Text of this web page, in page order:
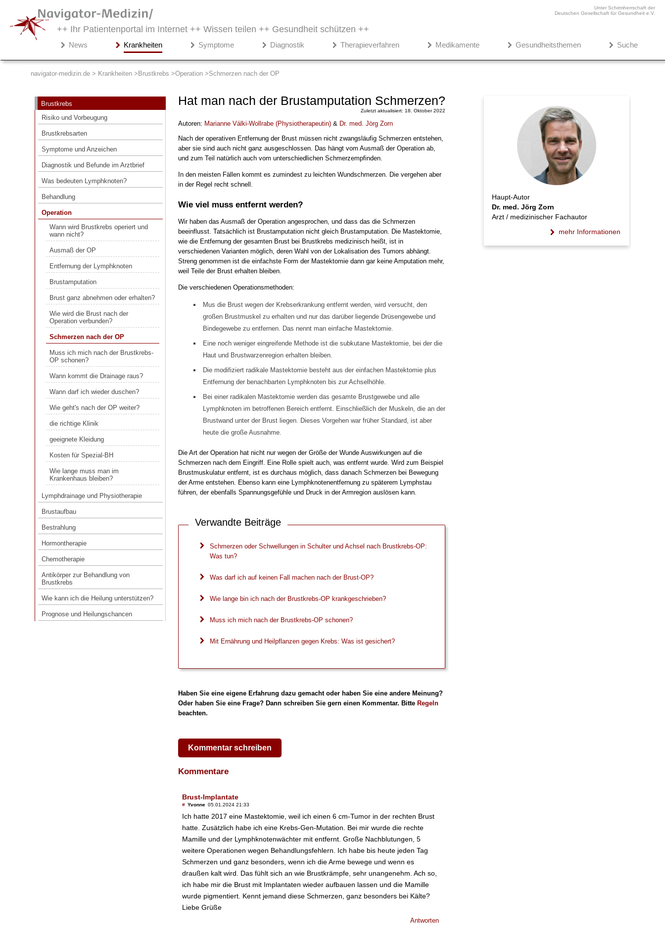
Unter Schirmherrschaft der
Deutschen Gesellschaft für Gesundheit e.V.
++ Ihr Patientenportal im Internet ++ Wissen teilen ++ Gesundheit schützen ++
News Krankheiten Symptome Diagnostik Therapieverfahren Medikamente Gesundheitsthemen Suche
navigator-medizin.de > Krankheiten Brustkrebs Operation Schmerzen nach der OP
Brustkrebs
Risiko und Vorbeugung
Brustkrebsarten
Symptome und Anzeichen
Diagnostik und Befunde im Arztbrief
Was bedeuten Lymphknoten?
Behandlung
Operation
Wann wird Brustkrebs operiert und
wann nicht?
Ausmaß der OP
Entfernung der Lymphknoten
Brustamputation
Brust ganz abnehmen oder erhalten?
Wie wird die Brust nach der
Operation verbunden?
Schmerzen nach der OP
Muss ich mich nach der Brustkrebs-
OP schonen?
Wann kommt die Drainage raus?
Wann darf ich wieder duschen?
Wie geht's nach der OP weiter?
die richtige Klinik
geeignete Kleidung
Kosten für Spezial-BH
Wie lange muss man im
Krankenhaus bleiben?
Lymphdrainage und Physiotherapie
Brustaufbau
Bestrahlung
Hormontherapie
Chemotherapie
Antikörper zur Behandlung von
Brustkrebs
Wie kann ich die Heilung unterstützen?
Prognose und Heilungschancen
Hat man nach der Brustamputation Schmerzen?
Zuletzt aktualisiert: 18. Oktober 2022
Autoren: Marianne Válki-Wollrabe(Physiotherapeutin)& Dr. med. Jörg Zorn
Nach der operativen Entfernung der Brust müssen nicht zwangsläufig Schmerzen entstehen,
aber sie sind auch nicht ganz ausgeschlossen. Das hängt vom Ausmaß der Operation ab,
und zum Teil natürlich auch vom unterschiedlichen Schmerzempfinden.
In den meisten Fällen kommt es zumindest zu leichten Wundschmerzen. Die vergehen aber
in der Regel recht schnell.
Wie viel muss entfernt werden?
Wir haben das Ausmaß der Operation angesprochen, und dass das die Schmerzen
beeinflusst. Tatsächlich ist Brustamputation nicht gleich Brustamputation. Die Mastektomie,
wie die Entfernung der gesamten Brust bei Brustkrebs medizinisch heißt, ist in
verschiedenen Varianten möglich, deren Wahl von der Lokalisation des Tumors abhängt.
Streng genommen ist die einfachste Form der Mastektomie dann gar keine Amputation mehr,
weil Teile der Brust erhalten bleiben.
Die verschiedenen Operationsmethoden:
Mus die Brust wegen der Krebserkrankung entfernt werden, wird versucht, den
großen Brustmuskel zu erhalten und nur das darüber liegende Drüsengewebe und
Bindegewebe zu entfernen. Das nennt man einfache Mastektomie.
Eine noch weniger eingreifende Methode ist die subkutane Mastektomie, bei der die
Haut und Brustwarzenregion erhalten bleiben.
Die modifiziert radikale Mastektomie besteht aus der einfachen Mastektomie plus
Entfernung der benachbarten Lymphknoten bis zur Achselhöhle.
Bei einer radikalen Mastektomie werden das gesamte Brustgewebe und alle
Lymphknoten im betroffenen Bereich entfernt. Einschließlich der Muskeln, die an der
Brustwand unter der Brust liegen. Dieses Vorgehen war früher Standard, ist aber
heute die große Ausnahme.
Die Art der Operation hat nicht nur wegen der Größe der Wunde Auswirkungen auf die
Schmerzen nach dem Eingriff. Eine Rolle spielt auch, was entfernt wurde. Wird zum Beispiel
Brustmuskulatur entfernt, ist es durchaus möglich, dass danach Schmerzen bei Bewegung
der Arme entstehen. Ebenso kann eine Lymphknotenentfernung zu späterem Lymphstau
führen, der ebenfalls Spannungsgefühle und Druck in der Armregion auslösen kann.
Verwandte Beiträge
Schmerzen oder Schwellungen in Schulter und Achsel nach Brustkrebs-OP:
Was tun?
Was darf ich auf keinen Fall machen nach der Brust-OP?
Wie lange bin ich nach der Brustkrebs-OP krankgeschrieben?
Muss ich mich nach der Brustkrebs-OP schonen?
Mit Ernährung und Heilpflanzen gegen Krebs: Was ist gesichert?
Haben Sie eine eigene Erfahrung dazu gemacht oder haben Sie eine andere Meinung?
Oder haben Sie eine Frage? Dann schreiben Sie gern einen Kommentar. Bitte Regeln
beachten.
Kommentar schreiben
Kommentare
Brust-Implantate
# Yvonne 05.01.2024 21:33
Ich hatte 2017 eine Mastektomie, weil ich einen 6 cm-Tumor in der rechten Brust
hatte. Zusätzlich habe ich eine Krebs-Gen-Mutation. Bei mir wurde die rechte
Mamille und der Lymphknotenwächter mit entfernt. Große Nachblutungen, 5
weitere Operationen wegen Behandlungsfehlern. Ich habe bis heute jeden Tag
Schmerzen und ganz besonders, wenn ich die Arme bewege und wenn es
draußen kalt wird. Das fühlt sich an wie Brustkrämpfe, sehr unangenehm. Ach so,
ich habe mir die Brust mit Implantaten wieder aufbauen lassen und die Mamille
wurde pigmentiert. Kennt jemand diese Schmerzen, ganz besonders bei Kälte?
Liebe Grüße
Antworten
Navigator-
▾
Krankheiten
Brustkrebs
Risiko und Vorbeugung
Brustkrebsarten
Symptome und Anzeichen
Diagnostik und Befunde im Arztbrief
Was bedeuten Lymphknoten?
Behandlung
Operation
Wann wird Brustkrebs operiert und
wann nicht?
Ausmaß der OP
Entfernung der Lymphknoten
Brustamputation
Brust ganz abnehmen oder erhalten?
Wie wird die Brust nach der
Operation verbunden?
Schmerzen nach der OP
Muss ich mich nach der Brustkrebs-
OP schonen?
Wann kommt die Drainage raus?
Wann darf ich wieder duschen?
Wie geht's nach der OP weiter?
die richtige Klinik
geeignete Kleidung
Kosten für Spezial-BH
Wie lange muss man im
Krankenhaus bleiben?
Brustaufbau
Bestrahlung
Hormontherapie
Chemotherapie
Antikörper zur Behandlung von
Brustkrebs
Wie kann ich die Heilung unterstützen?
Prognose und Heilungschancen
Haupt-Autor
Dr. med. Jörg Zorn
Arzt / medizinischer Fachautor
mehr Informationen